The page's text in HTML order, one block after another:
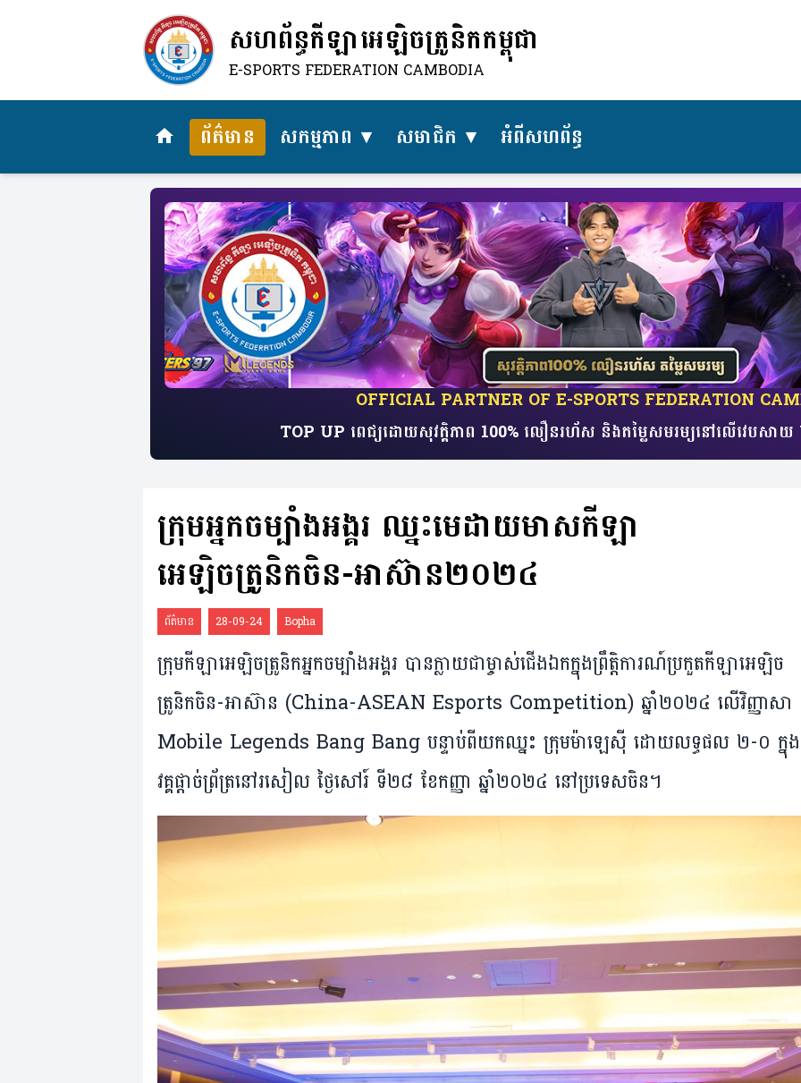
សហព័ន្ធកីឡាអេឡិចត្រូនិកកម្ពុជា
E-SPORTS FEDERATION CAMBODIA
home ព័ត៌មាន សកម្មភាព សមាជិក អំពីសហព័ន្ធ​
​OFFICIAL PARTNER OF E-SPORTS FEDERATION
TOP UP ពេជ្យដោយសុវត្តិភាព 100% លឿនរហ័ស​ និងតម្លៃសមរម្យ​​នៅលើវេបសា
ក្រុម​អ្នក​ចម្បាំង​អង្គរ​ ឈ្នះ​មេដាយ​មាសកីឡា
អេឡិចត្រូនិកចិន-អាស៊ាន២០២៤
ព័ត៌មាន 28-09-24 Bopha
ក្រុមកីឡាអេឡិចត្រូនិកអ្នកចម្បាំងអង្គរ បានក្លាយជាម្ចាស់ជើងឯកក្នុងព្រឹត្តិការណ៍ប្រកួតកីឡាអេឡិច​
ត្រូនិក​ចិន-អាស៊ាន (China-ASEAN Esports Competition) ឆ្នាំ២០២៤ លើវិញ្ញាសា
Mobile Legends Bang Bang បន្ទាប់ពីយកឈ្នះ ក្រុមម៉ាឡេស៊ី ដោយលទ្ធផល ២-០ ក្នុង
វគ្គផ្តាច់ព្រ័ត្រនៅរសៀល ថ្ងៃសៅរ៍ ទី២៨ ខែកញ្ញា ឆ្នាំ២០២៤ នៅប្រទេសចិន។